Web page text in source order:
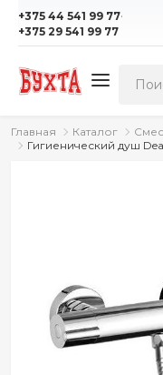
+375 44 541 99 77·
+375 29 541 99 77
Главная Каталог
Гигиенический душ